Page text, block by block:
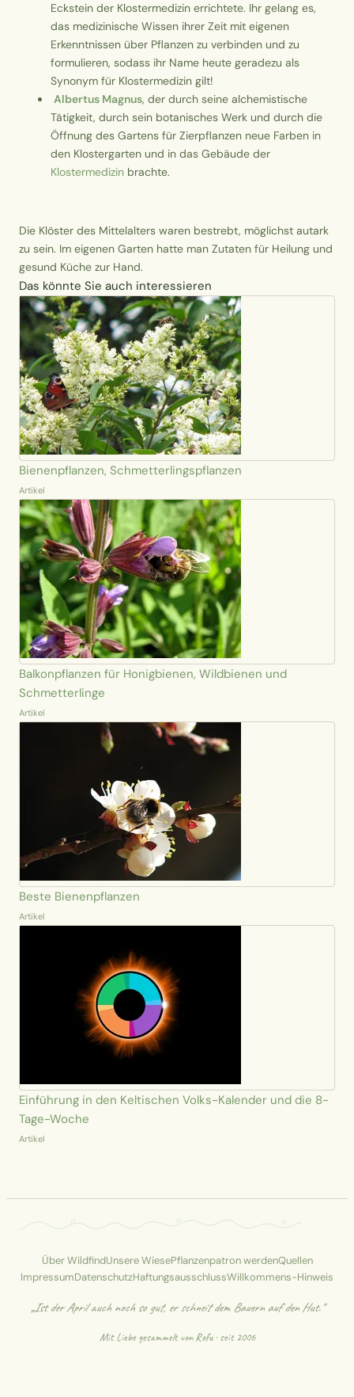
Eckstein der Klostermedizin errichtete. Ihr gelang es,
das medizinische Wissen ihrer Zeit mit eigenen
Erkenntnissen über Pflanzen zu verbinden und zu
formulieren, sodass ihr Name heute geradezu als
Synonym für Klostermedizin gilt!
Albertus Magnus, der durch seine alchemistische
Tätigkeit, durch sein botanisches Werk und durch die
Öffnung des Gartens für Zierpflanzen neue Farben in
den Klostergarten und in das Gebäude der
Klostermedizin brachte.
Die Klöster des Mittelalters waren bestrebt, möglichst autark
zu sein. Im eigenen Garten hatte man Zutaten für Heilung und
gesund Küche zur Hand.
Das könnte Sie auch interessieren
Bienenpflanzen, Schmetterlingspflanzen
Artikel
Balkonpflanzen für Honigbienen, Wildbienen und
Schmetterlinge
Artikel
Beste Bienenpflanzen
Artikel
Einführung in den Keltischen Volks-Kalender und die 8-
Tage-Woche
Artikel
Über WildfindUnsere WiesePflanzenpatron werdenQuellen
ImpressumDatenschutzHaftungsausschlussWillkommens-Hinweis
„Ist der April auch noch so gut, er schneit dem Bauern auf den Hut."
Mit Liebe gesammelt vonRofu· seit 2006